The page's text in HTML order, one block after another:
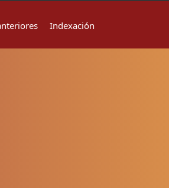
Indexación